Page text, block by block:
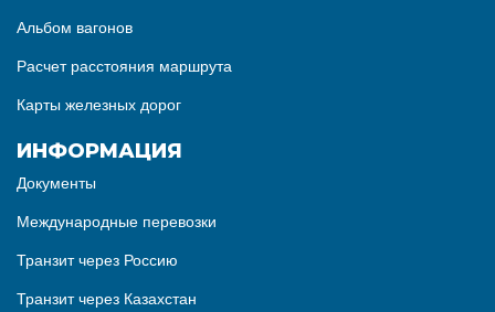
Альбом вагонов
Расчет расстояния маршрута
Карты железных дорог
ИНФОРМАЦИЯ
Документы
Международные перевозки
Транзит через Россию
Транзит через Казахстан